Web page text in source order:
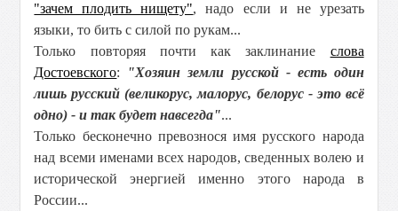
"зачем плодить нищету", надо если и не урезать
языки, то бить с силой по рукам...
Только повторяя почти как заклинание слова
Достоевского: "Хозяин земли русской - есть один
лишь русский (великорус, малорус, белорус - это всё
одно) - и так будет навсегда"...
Только бесконечно превознося имя русского народа
над всеми именами всех народов, сведенных волею и
исторической энергией именно этого народа в
России...